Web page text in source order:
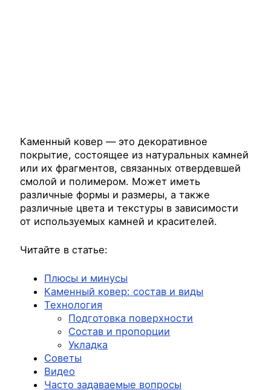
Каменный ковер — это декоративное
покрытие, состоящее из натуральных камней
или их фрагментов, связанных отвердевшей
смолой и полимером. Может иметь
различные формы и размеры, а также
различные цвета и текстуры в зависимости
от используемых камней и красителей.
Читайте в статье:
Плюсы и минусы
Каменный ковер: состав и виды
Технология
Подготовка поверхности
Состав и пропорции
Укладка
Советы
Видео
Часто задаваемые вопросы